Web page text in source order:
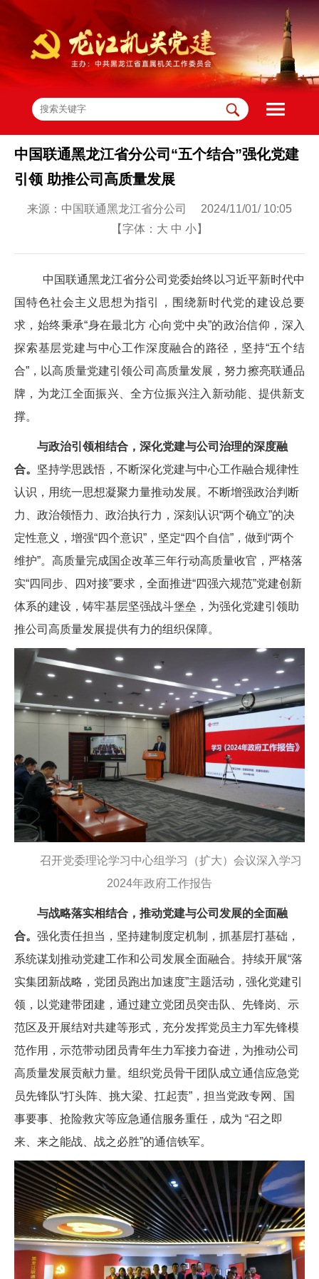
中国联通黑龙江省分公司“五个结合”强化党建
引领 助推公司高质量发展
来源：中国联通黑龙江省分公司 2024/11/01/ 10:05
【字体： 大 中 小】
中国联通黑龙江省分公司党委始终以习近平新时代中
国特色社会主义思想为指引，围绕新时代党的建设总要
求，始终秉承“身在最北方 心向党中央”的政治信仰，深入
探索基层党建与中心工作深度融合的路径，坚持“五个结
合”，以高质量党建引领公司高质量发展，努力擦亮联通品
牌，为龙江全面振兴、全方位振兴注入新动能、提供新支
撑。
与政治引领相结合，深化党建与公司治理的深度融
合。 坚持学思践悟，不断深化党建与中心工作融合规律性
认识，用统一思想凝聚力量推动发展。不断增强政治判断
力、政治领悟力、政治执行力，深刻认识“两个确立”的决
定性意义，增强“四个意识”，坚定“四个自信”，做到“两个
维护”。高质量完成国企改革三年行动高质量收官，严格落
实“四同步、四对接”要求，全面推进“四强六规范”党建创新
体系的建设，铸牢基层坚强战斗堡垒，为强化党建引领助
推公司高质量发展提供有力的组织保障。
召开党委理论学习中心组学习（扩大）会议深入学习
2024年政府工作报告
与战略落实相结合，推动党建与公司发展的全面融
合。 强化责任担当，坚持建制度定机制，抓基层打基础，
系统谋划推动党建工作和公司发展全面融合。持续开展“落
实集团新战略，党团员跑出加速度”主题活动，强化党建引
领，以党建带团建，通过建立党团员突击队、先锋岗、示
范区及开展结对共建等形式，充分发挥党员主力军先锋模
范作用，示范带动团员青年生力军接力奋进，为推动公司
高质量发展贡献力量。组织党员骨干团队成立通信应急党
员先锋队“打头阵、挑大梁、扛起责”，担当党政专网、国
事要事、抢险救灾等应急通信服务重任，成为 “召之即
来、来之能战、战之必胜”的通信铁军。